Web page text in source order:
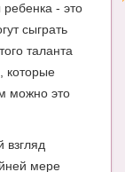
ребенка - это
сыграть
таланта
которые
можно это
взгляд
мере